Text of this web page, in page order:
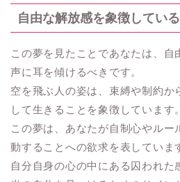
自由な解放感を象徴してい
この夢を見たことであなたは、自
声に耳を傾けるべきです。
空を飛ぶ人の姿は、束縛や制約か
して生きることを象徴しています。
この夢は、あなたが自制心やルー
動することへの欲求を表していま
自分自身の心の中にある囚われた